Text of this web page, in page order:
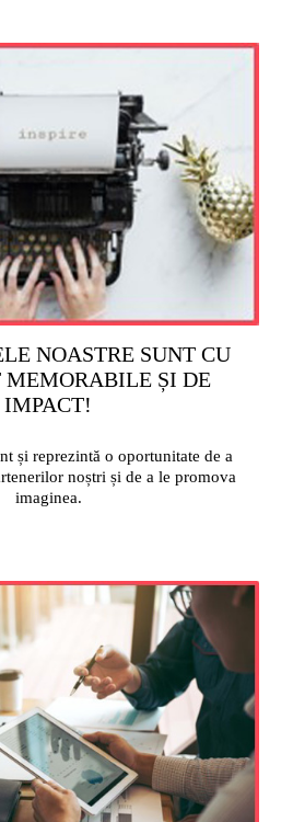
NOASTRE SUNT CU
MEMORABILE ȘI DE
IMPACT!
și reprezintă o oportunitate de a
noștri și de a le promova
imaginea.